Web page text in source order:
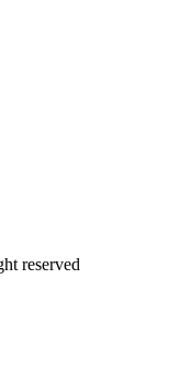
reserved